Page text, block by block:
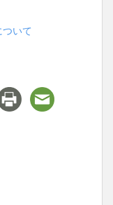
いて